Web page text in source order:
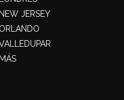
NEW JERSEY
ORLANDO
MÁS